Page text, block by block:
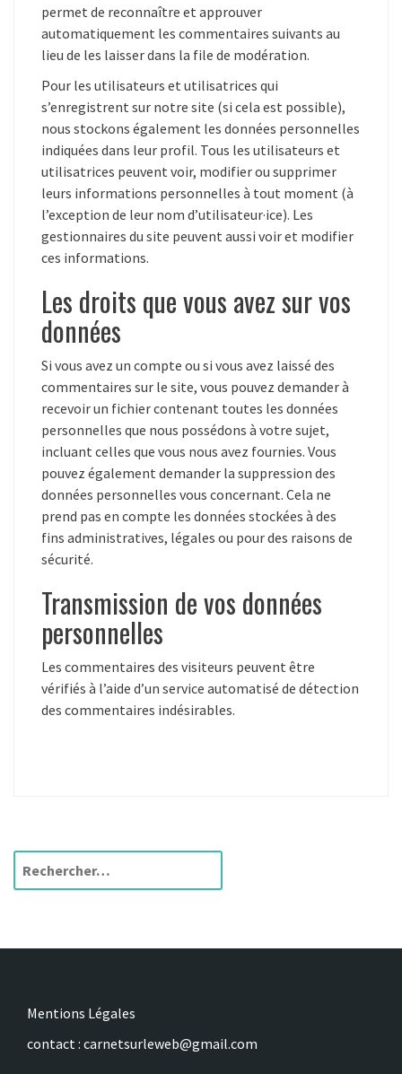
permet de reconnaître et approuver
automatiquement les commentaires suivants au
lieu de les laisser dans la file de modération.
Pour les utilisateurs et utilisatrices qui
s’enregistrent sur notre site (si cela est possible),
nous stockons également les données personnelles
indiquées dans leur profil. Tous les utilisateurs et
utilisatrices peuvent voir, modifier ou supprimer
leurs informations personnelles à tout moment (à
l’exception de leur nom d’utilisateur·ice). Les
gestionnaires du site peuvent aussi voir et modifier
ces informations.
Les droits que vous avez sur vos
données
Si vous avez un compte ou si vous avez laissé des
commentaires sur le site, vous pouvez demander à
recevoir un fichier contenant toutes les données
personnelles que nous possédons à votre sujet,
incluant celles que vous nous avez fournies. Vous
pouvez également demander la suppression des
données personnelles vous concernant. Cela ne
prend pas en compte les données stockées à des
fins administratives, légales ou pour des raisons de
sécurité.
Transmission de vos données
personnelles
Les commentaires des visiteurs peuvent être
vérifiés à l’aide d’un service automatisé de détection
des commentaires indésirables.
e
Mentions Légales
contact : carnetsurleweb@gmail.com